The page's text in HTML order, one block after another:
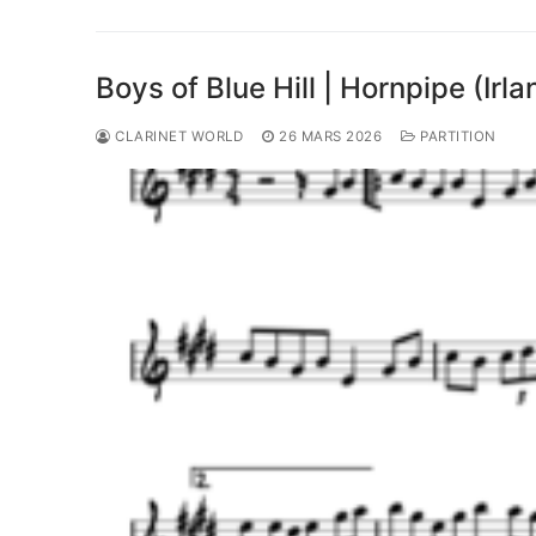
Boys of Blue Hill | Hornpipe
CLARINET WORLD 26 MARS 2026 PARTITION